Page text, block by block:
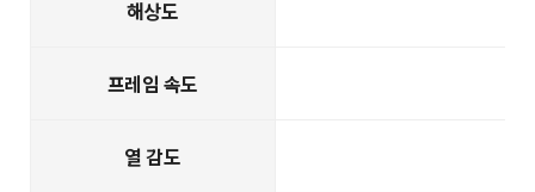
해상도
프레임 속도
열 감도